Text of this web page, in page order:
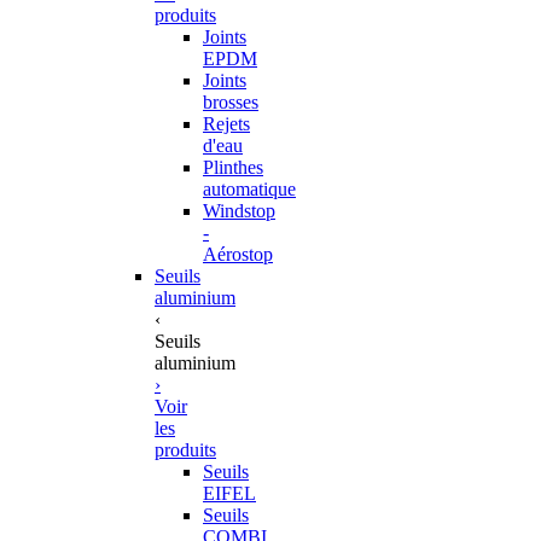
produits
Joints
EPDM
Joints
brosses
Rejets
d'eau
Plinthes
automatique
Windstop
-
Aérostop
Seuils
aluminium
‹
Seuils
aluminium
›
Voir
les
produits
Seuils
EIFEL
Seuils
COMBI